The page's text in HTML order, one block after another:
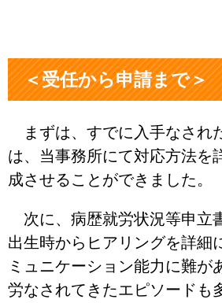
＜受任から申請まで＞
まずは、すでに入手なされ
は、当事務所にて対応方法を
成させることができました。
次に、病歴就労状況等申立
出生時からヒアリングを詳細
ミュニケーション能力に難が
労なされてきたエピソードも